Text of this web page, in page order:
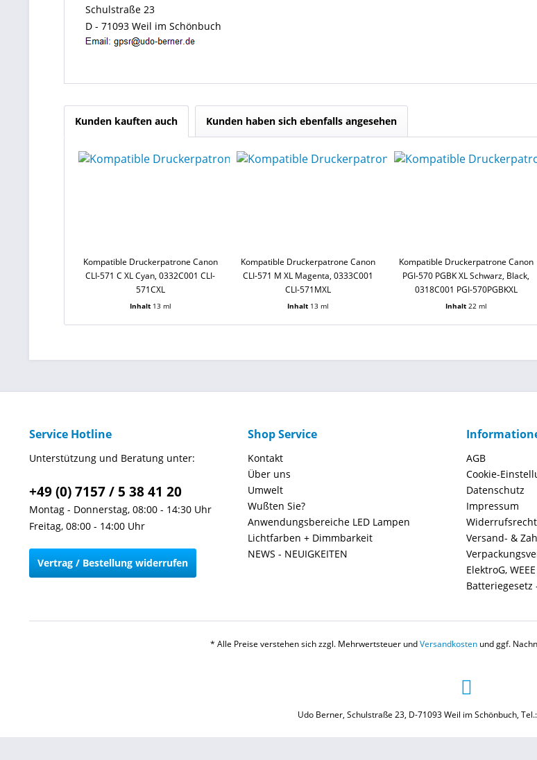
Schulstraße 23
D - 71093 Weil im Schönbuch
Kunden kauften auch Kunden haben sich ebenfalls angesehen
Kompatible Druckerpatrone Canon
CLI-571 C XL Cyan, 0332C001 CLI-
571CXL
Inhalt 13 ml
Kompatible Druckerpatrone Canon
CLI-571 M XL Magenta, 0333C001
CLI-571MXL
Inhalt 13 ml
Kompatible Druckerpatrone Canon
PGI-570 PGBK XL Schwarz, Black,
0318C001 PGI-570PGBKXL
Inhalt 22 ml
Service Hotline
Unterstützung und Beratung unter:
+49 (0) 7157 / 5 38 41 20
Montag - Donnerstag, 08:00 - 14:30 Uhr
Freitag, 08:00 - 14:00 Uhr
Vertrag / Bestellung widerrufen
Shop Service
Kontakt
Über uns
Umwelt
Wußten Sie?
Anwendungsbereiche LED Lampen
Lichtfarben + Dimmbarkeit
NEWS - NEUIGKEITEN
AGB
Cookie-
Datenschutz
Impressum
Versand- &
ElektroG,
Batteriegesetz
* Alle Preise verstehen sich zzgl. Mehrwertsteuer undVersandkosten und ggf.
Udo Berner, Schulstraße 23, D-71093 Weil im Schönbuch,